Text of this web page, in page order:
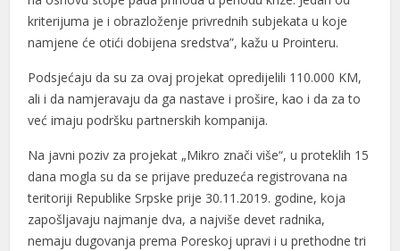
kriterijuma je i obrazloženje privrednih subjekata u koje
namjene će otići dobijena sredstva”, kažu u Prointeru.
Podsjećaju da su za ovaj projekat opredijelili 110.000 KM,
ali i da namjeravaju da ga nastave i prošire, kao i da za to
već imaju podršku partnerskih kompanija.
Na javni poziv za projekat „Mikro znači više“, u proteklih 15
dana mogla su da se prijave preduzeća registrovana na
teritoriji Republike Srpske prije 30.11.2019. godine, koja
zapošljavaju najmanje dva, a najviše devet radnika,
nemaju dugovanja prema Poreskoj upravi i u prethodne tri